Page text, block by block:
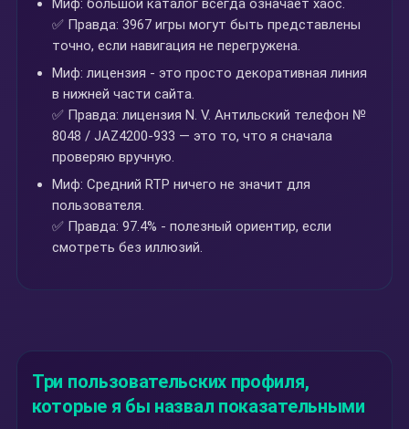
Миф: большой каталог всегда означает хаос.
✅ Правда: 3967 игры могут быть представлены
точно, если навигация не перегружена.
Миф: лицензия - это просто декоративная линия
в нижней части сайта.
✅ Правда: лицензия N. V. Антильский телефон №
8048 / JAZ4200-933 — это то, что я сначала
проверяю вручную.
Миф: Средний RTP ничего не значит для
пользователя.
✅ Правда: 97.4% - полезный ориентир, если
смотреть без иллюзий.
Три пользовательских профиля,
которые я бы назвал показательными